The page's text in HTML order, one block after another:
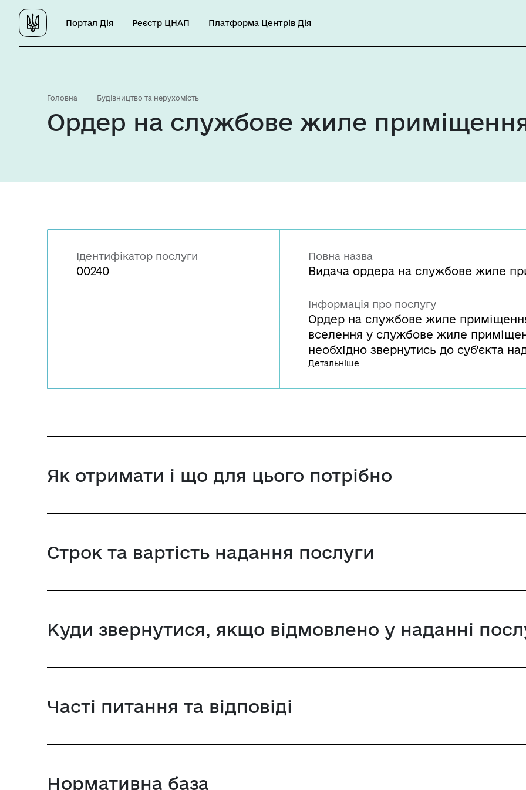
Портал Дія Реєстр ЦНАП Платформа Центрів Дія
Головна Будівництво та нерухомість
Ордер на службове жиле
Ідентифікатор послуги
00240
Повна назва
Видача ордера на службове жиле
Інформація про послугу
Ордер на службове жиле
вселення у службове жиле
необхідно звернутись до суб'єкта
з відповідним пакетом документів.
Детальніше
Як отримати і що для цього потрібно
Строк та вартість надання послуги
Куди звернутися, якщо відмовлено у наданні
Часті питання та відповіді
Нормативна база